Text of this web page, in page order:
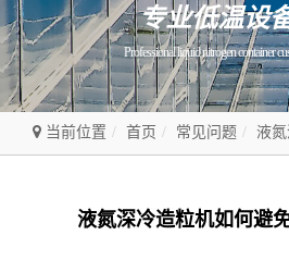
专业低温设
Professional liquid nitrogen container
当前位置 首页 常见问题 液
液氮深冷造粒机如何避